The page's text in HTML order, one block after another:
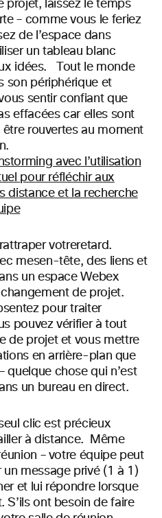
projet, laissez le temps
– comme vous le feriez
de l’espace dans
un tableau blanc
idées. Tout le monde
son périphérique et
sentir confiant que
effacées car elles sont
rouvertes au moment
votreretard.
mesen-tête, des liens et
un espace Webex
changement de projet.
pour traiter
pouvez vérifier à tout
de projet et vous mettre
en arrière-plan que
quelque chose qui n’est
un bureau en direct.
clic est précieux
à distance. Même
– votre équipe peut
message privé (1 à 1)
et lui répondre lorsque
S’ils ont besoin de faire